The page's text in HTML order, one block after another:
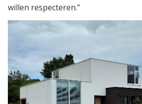
willen respecteren.”